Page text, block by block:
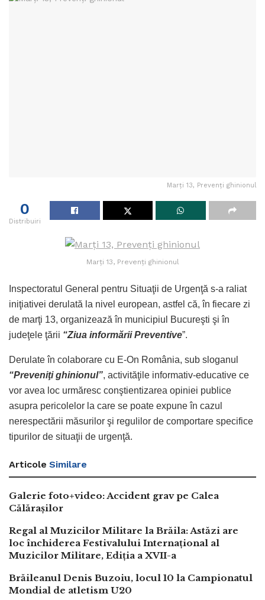
Marţi 13, Prevenți ghinionul
0
Distribuiri
Marţi 13, Prevenți ghinionul
Inspectoratul General pentru Situaţii de Urgenţă s-a raliat
iniţiativei derulată la nivel european, astfel că, în fiecare zi
de marţi 13, organizează în municipiul Bucureşti şi în
judeţele ţării “Ziua informării Preventive”.
Derulate în colaborare cu E-On România, sub sloganul
“Preveniţi ghinionul”, activităţile informativ-educative ce
vor avea loc urmăresc conştientizarea opiniei publice
asupra pericolelor la care se poate expune în cazul
nerespectării măsurilor şi regulilor de comportare specifice
tipurilor de situaţii de urgenţă.
Articole Similare
Galerie foto+video: Accident grav pe Calea
Călărașilor
Regal al Muzicilor Militare la Brăila: Astăzi are
loc închiderea Festivalului Internațional al
Muzicilor Militare, Ediția a XVII-a
Brăileanul Denis Buzoiu, locul 10 la Campionatul
Mondial de atletism U20